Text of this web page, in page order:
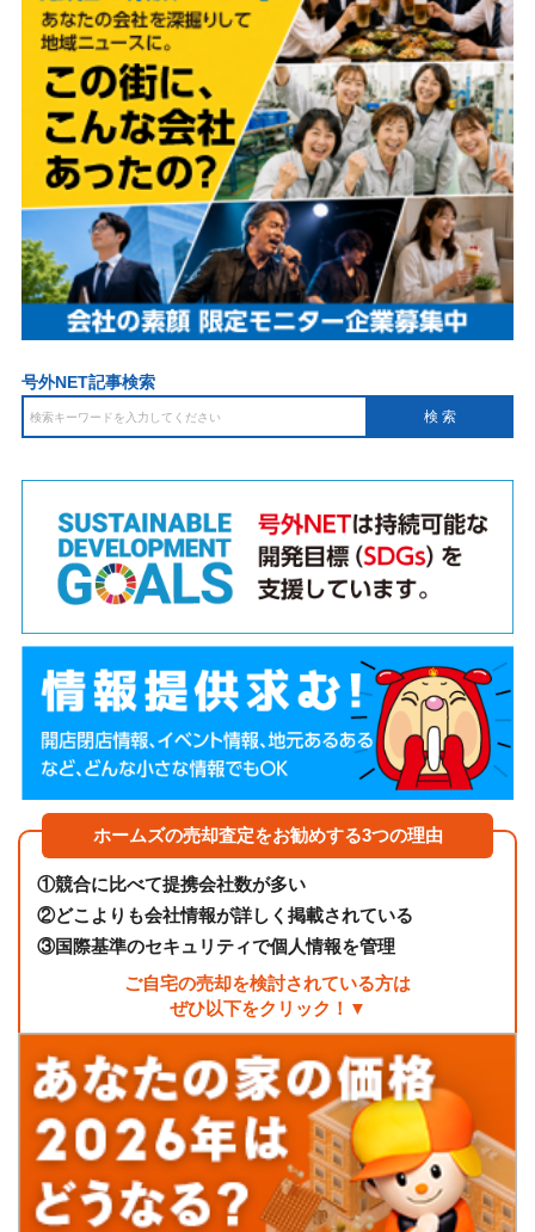
号外NET記事検索
ホームズの売却査定をお勧めする3つの理由
①競合に比べて提携会社数が多い
②どこよりも会社情報が詳しく掲載されている
③国際基準のセキュリティで個人情報を管理
ご自宅の売却を検討されている方は
ぜひ以下をクリック！▼